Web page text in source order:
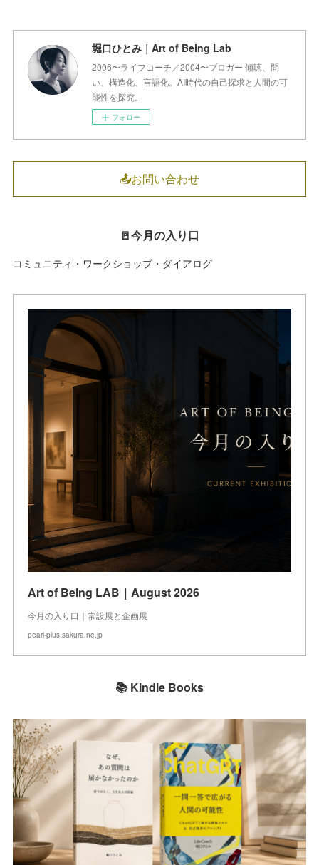
堀口ひとみ｜Art of Being Lab
2006〜ライフコーチ／2004〜ブロガー 傾聴、問
い、構造化、言語化。AI時代の自己探求と人間の可
能性を探究。
フォロー
📤お問い合わせ
🚪今月の入り口
コミュニティ・ワークショップ・ダイアログ
Art of Being LAB｜August 2026
今月の入り口｜常設展と企画展
pearl-plus.sakura.ne.jp
📚 Kindle Books